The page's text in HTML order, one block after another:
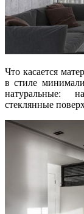
Что касается
в стиле
натуральные:
стеклянные